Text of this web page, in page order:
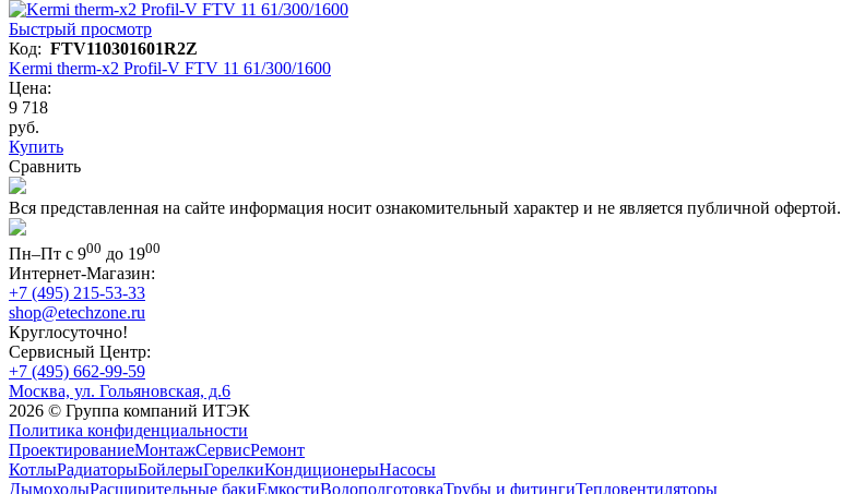
Быстрый просмотр
Код: FTV110301601R2Z
Kermi therm-x2 Profil-V FTV 11 61/300/1600
Цена:
9 718
руб.
Купить
Сравнить
Вся представленная на сайте информация носит ознакомительный характер и не является публичной офертой.
Пн–Пт с 900 до 1900
Интернет-Магазин:
+7 (495) 215-53-33
shop@etechzone.ru
Круглосуточно!
Сервисный Центр:
+7 (495) 662-99-59
Москва, ул. Гольяновская, д.6
2026 © Группа компаний ИТЭК
Политика конфиденциальности
ПроектированиеМонтажСервисРемонт
КотлыРадиаторыБойлерыГорелкиКондиционерыНасосы
ДымоходыРасширительные бакиЕмкостиВодоподготовкаТрубы и фитингиТепловентиляторы